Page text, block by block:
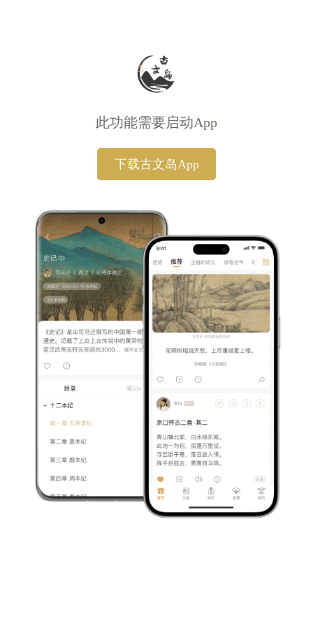
此功能需要启动App
下载古文岛App